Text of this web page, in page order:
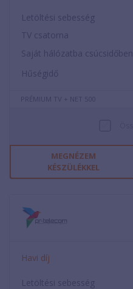
Letöltési sebesség
TV csatorna
Saját hálózatba csúcsidőben
Hűségidő
PRÉMIUM TV + NET 500
MEGNÉZEM
KÉSZÜLÉKKEL
Havi díj
Letöltési sebesség